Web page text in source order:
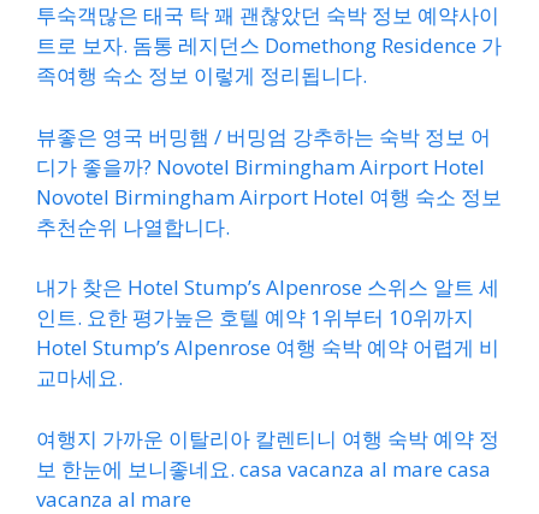
투숙객많은 태국 탁 꽤 괜찮았던 숙박 정보 예약사이
트로 보자. 돔통 레지던스 Domethong Residence 가
족여행 숙소 정보 이렇게 정리됩니다.
뷰좋은 영국 버밍햄 / 버밍엄 강추하는 숙박 정보 어
디가 좋을까? Novotel Birmingham Airport Hotel
Novotel Birmingham Airport Hotel 여행 숙소 정보
추천순위 나열합니다.
내가 찾은 Hotel Stump’s Alpenrose 스위스 알트 세
인트. 요한 평가높은 호텔 예약 1위부터 10위까지
Hotel Stump’s Alpenrose 여행 숙박 예약 어렵게 비
교마세요.
여행지 가까운 이탈리아 칼렌티니 여행 숙박 예약 정
보 한눈에 보니좋네요. casa vacanza al mare casa
vacanza al mare